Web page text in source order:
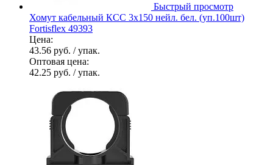
Быстрый просмотр
Хомут кабельный КСС 3х150 нейл. бел. (уп.100шт)
Fortisflex 49393
Цена:
43.56 руб. / упак.
Оптовая цена:
42.25 руб. / упак.